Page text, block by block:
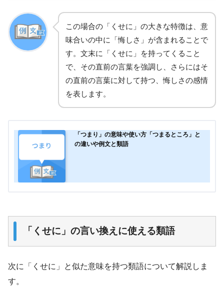
この場合の「くせに」の大きな特徴は、意
味合いの中に「悔しさ」が含まれることで
す。文末に「くせに」を持ってくること
で、その直前の言葉を強調し、さらにはそ
の直前の言葉に対して持つ、悔しさの感情
を表します。
「つまり」の意味や使い方「つまるところ」と
の違いや例文と類語
「くせに」の言い換えに使える類語
次に「くせに」と似た意味を持つ類語について解説しま
す。